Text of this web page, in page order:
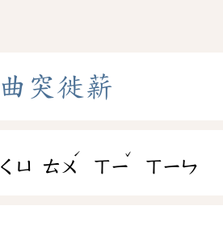
曲 突徙薪
ㄑㄩ ㄊㄨ
ˊ
ㄒㄧ
ˇ
ㄒㄧㄣ